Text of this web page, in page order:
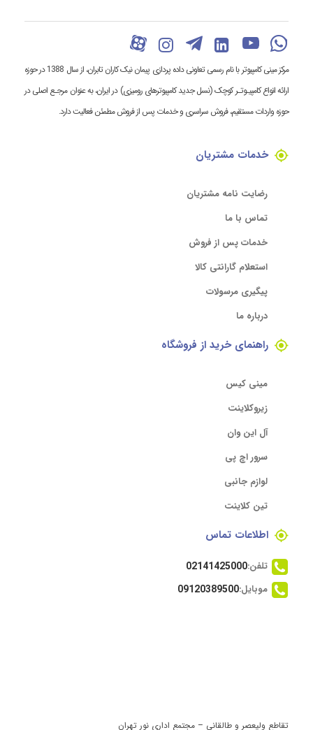
مرکز مینی کامپیوتر با نام رسمی تعاونی داده پردازی پیمان نیک کاران تابران، از سال 1388 در حوزه
ارائه انواع کامپیـوتـر کوچک (نسل جدید کامپیوترهای رومیزی) در ایران، به عنوان مرجـع اصلی در
حوزه واردات مستقیم، فروش سراسری و خدمات پس از فروش مطمئن فعالیت دارد.
خدمات مشتریان
رضایت نامه مشتریان
تماس با ما
خدمات پس از فروش
استعلام گارانتی کالا
پیگیری مرسولات
درباره ما
راهنمای خرید از فروشگاه
مینی کیس
زیروکلاینت
آل این وان
سرور اچ پی
لوازم جانبی
تین کلاینت
اطلاعات تماس
تلفن:02141425000
موبایل:09120389500
تقاطع ولیعصر و طالقانی – مجتمع اداری نور تهران